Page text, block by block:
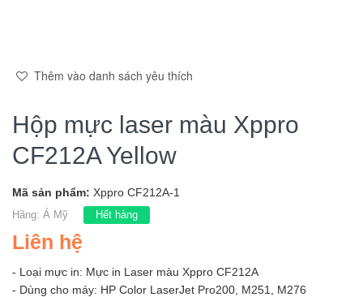
Thêm vào danh sách yêu thích
Hộp mực laser màu Xppro
CF212A Yellow
Mã sản phẩm: Xppro CF212A-1
Hãng: Á Mỹ Hết hàng
Liên hệ
- Loại mực in: Mực in Laser màu Xppro CF212A
- Dùng cho máy: HP Color LaserJet Pro200, M251, M276